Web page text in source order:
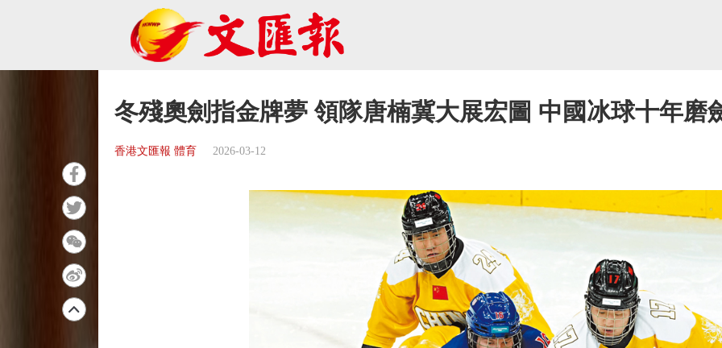
冬殘奧劍指金牌夢 領隊唐楠冀大展宏圖 中國冰球十年磨
香港文匯報 體育 2026-03-12